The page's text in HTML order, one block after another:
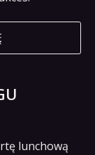
lunchową